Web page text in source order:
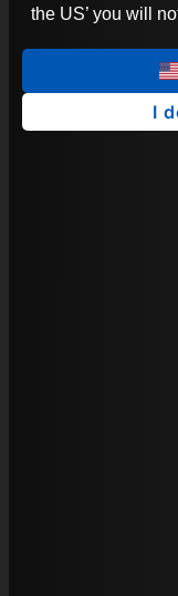
the US’ you will
I